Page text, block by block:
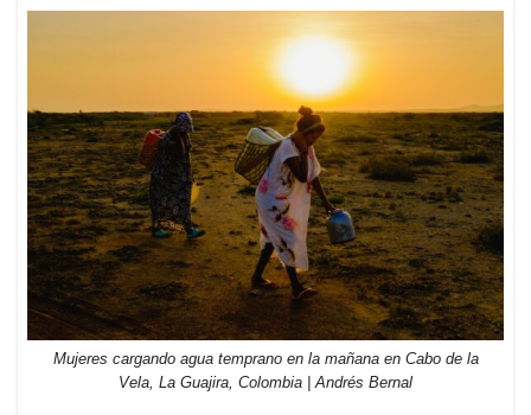
Mujeres cargando agua temprano en la mañana en Cabo de la
Vela, La Guajira, Colombia | Andrés Bernal